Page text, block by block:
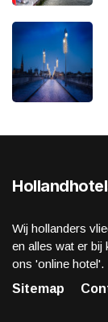
Wij hollanders
en alles wat er bij
ons 'online hotel'.
Sitemap